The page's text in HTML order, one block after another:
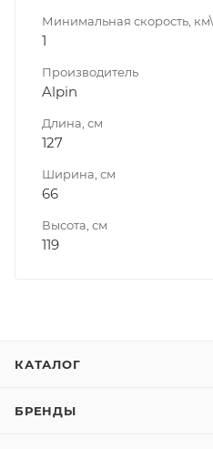
Минимальная скорость,
1
Производитель
Alpin
Длина, см
127
Ширина, см
66
Высота, см
119
КАТАЛОГ
БРЕНДЫ